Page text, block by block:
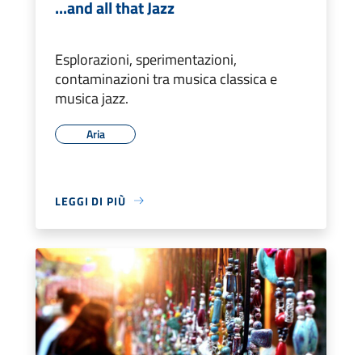
...and all that Jazz
Esplorazioni, sperimentazioni,
contaminazioni tra musica classica e
musica jazz.
Aria
LEGGI DI PIÙ